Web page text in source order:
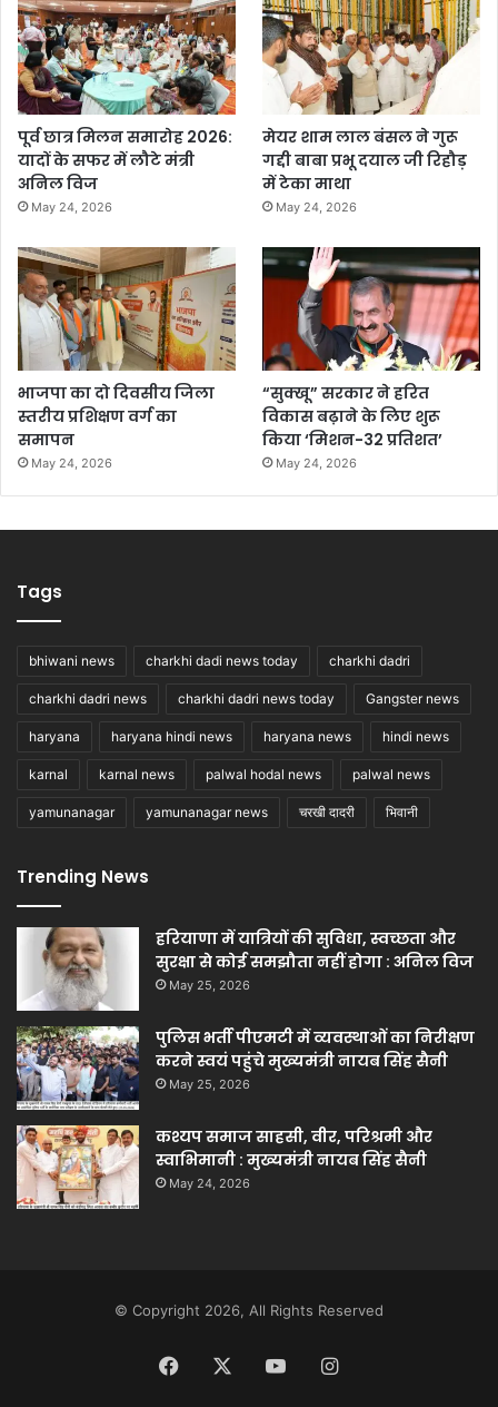
पूर्व छात्र मिलन समारोह 2026:
यादों के सफर में लौटे मंत्री
अनिल विज
May 24, 2026
मेयर शाम लाल बंसल ने गुरू
गद्दी बाबा प्रभू दयाल जी रिहौड़
में टेका माथा
May 24, 2026
भाजपा का दो दिवसीय जिला
स्तरीय प्रशिक्षण वर्ग का
समापन
May 24, 2026
“सुक्खू” सरकार ने हरित
विकास बढ़ाने के लिए शुरू
किया ‘मिशन-32 प्रतिशत’
May 24, 2026
Tags
bhiwani news charkhi dadi news today charkhi dadri
charkhi dadri news charkhi dadri news today Gangster news
haryana haryana hindi news haryana news hindi news
karnal karnal news palwal hodal news palwal news
yamunanagar yamunanagar news चरखी दादरी भिवानी
Trending News
हरियाणा में यात्रियों की सुविधा, स्वच्छता और
सुरक्षा से कोई समझौता नहीं होगा : अनिल विज
May 25, 2026
पुलिस भर्ती पीएमटी में व्यवस्थाओं का निरीक्षण
करने स्वयं पहुंचे मुख्यमंत्री नायब सिंह सैनी
May 25, 2026
कश्यप समाज साहसी, वीर, परिश्रमी और
स्वाभिमानी : मुख्यमंत्री नायब सिंह सैनी
May 24, 2026
© Copyright 2026, All Rights Reserved
Facebook YouTubeInstagram